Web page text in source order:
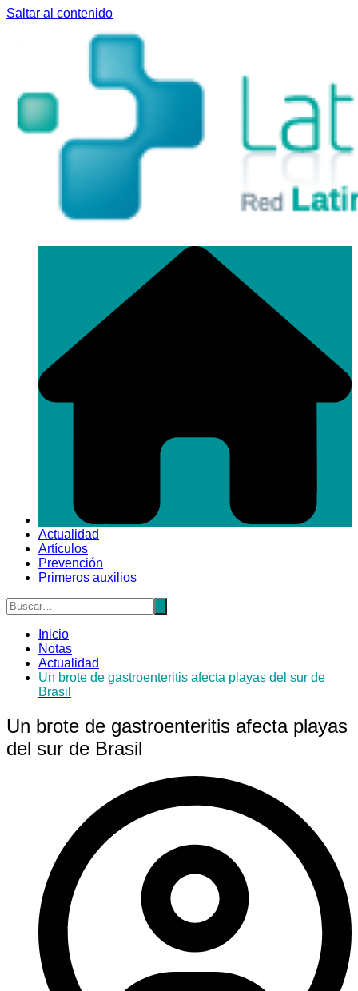
Saltar al contenido
Actualidad
Artículos
Prevención
Primeros auxilios
Inicio
Notas
Actualidad
Un brote de gastroenteritis afecta playas del sur de
Brasil
Un brote de gastroenteritis afecta playas
del sur de Brasil